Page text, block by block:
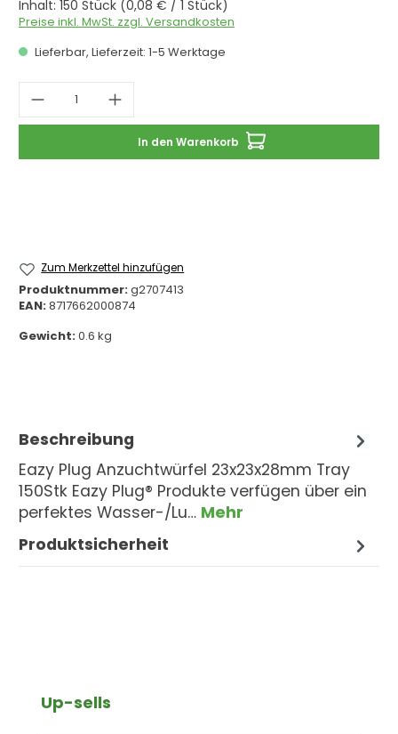
Inhalt: 150 Stück (0,08 € / 1 Stück)
Preise inkl. MwSt. zzgl. Versandkosten
Lieferbar, Lieferzeit: 1-5 Werktage
Produkt Anzahl: Gib den
In den Warenkorb
Zum Merkzettel hinzufügen
Produktnummer:g2707413
EAN:8717662000874
Gewicht:0.6 kg
Beschreibung
Eazy Plug Anzuchtwürfel 23x23x28mm Tray
150Stk Eazy Plug® Produkte verfügen über ein
perfektes Wasser-/Lu… Mehr
Produktsicherheit
Produktgalerie überspringen
Up-sells